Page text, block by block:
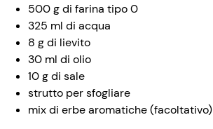
500 g di farina tipo 0
325 ml di acqua
8 g di lievito
30 ml di olio
10 g di sale
strutto per sfogliare
mix di erbe aromatiche (facoltativo)